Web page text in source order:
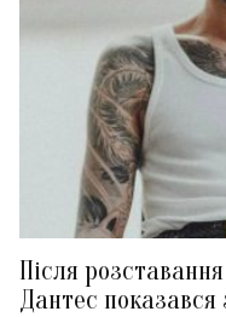
Після
Дантес